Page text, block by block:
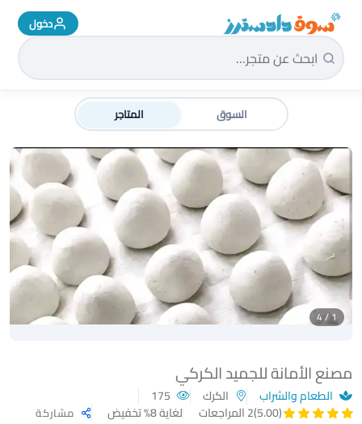
سوق دادسترز الرئيسية دخول
السوق المتاجر
مصنع الأمانة للجميد الكركي
الطعام والشراب الكرك
(5.00)
2 المراجعات لغاية 8% تخفيض مشاركة
1 / 4